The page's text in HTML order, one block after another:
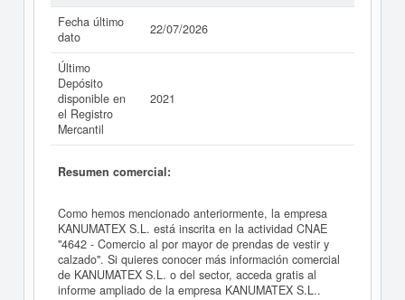
Fecha último
dato
22/07/2026
Último
Depósito
disponible en
el Registro
Mercantil
2021
Resumen comercial:
Como hemos mencionado anteriormente, la empresa
KANUMATEX S.L. está inscrita en la actividad CNAE
"4642 - Comercio al por mayor de prendas de vestir y
calzado". Si quieres conocer más información comercial
de KANUMATEX S.L. o del sector, acceda gratis al
informe ampliado de la empresa KANUMATEX S.L..